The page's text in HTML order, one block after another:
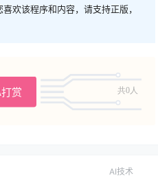
欢该程序和内容，请支持正版，
赏 共0人
AI技术